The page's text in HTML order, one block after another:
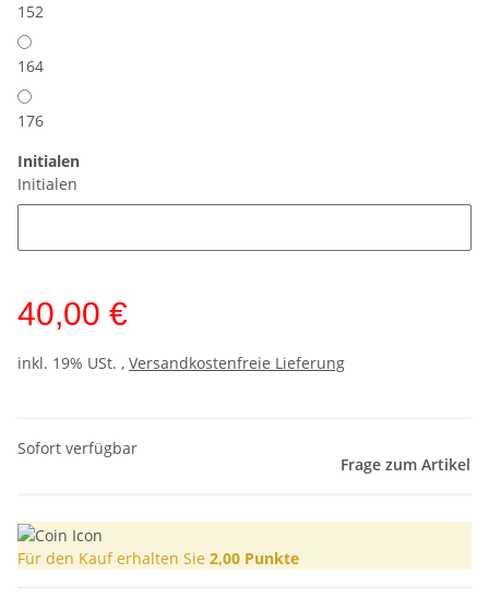
152
164
176
Initialen
Initialen
40,00 €
inkl. 19% USt. , Versandkostenfreie Lieferung
Sofort verfügbar
Frage zum Artikel
Für den Kauf erhalten Sie 2,00 Punkte